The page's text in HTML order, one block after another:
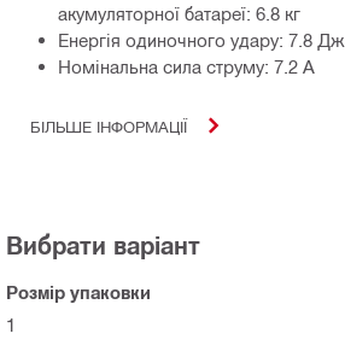
акумуляторної батареї: 6.8 кг
Енергія одиночного удару: 7.8 Дж
Номінальна сила струму: 7.2 A
БІЛЬШЕ ІНФОРМАЦІЇ
Вибрати варіант
Розмір упаковки
1